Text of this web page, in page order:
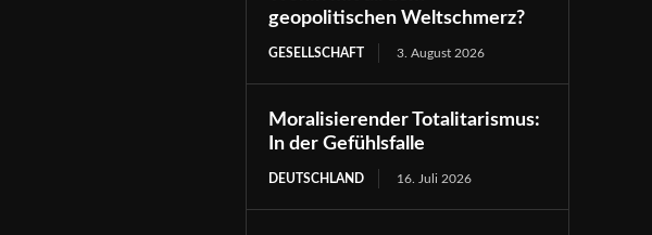
geopolitischen Weltschmerz?
GESELLSCHAFT 3. August 2026
Moralisierender Totalitarismus:
In der Gefühlsfalle
DEUTSCHLAND 16. Juli 2026